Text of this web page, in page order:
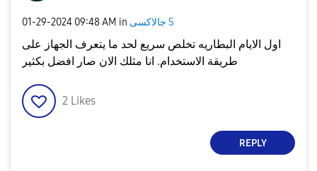
‎01-29-2024 09:48 AM in جالاكسى S
اول الايام البطاريه تخلص سريع لحد ما يتعرف الجهاز على
طريقة الاستخدام. انا مثلك الان صار افضل بكثير
2 Likes
REPLY